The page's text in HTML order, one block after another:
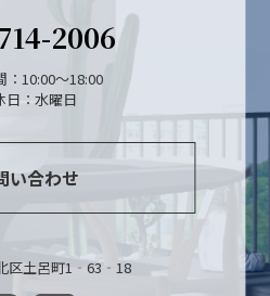
2006
：10:00～18:00
日：水曜日
い合わせ
区土呂町1‐63‐18